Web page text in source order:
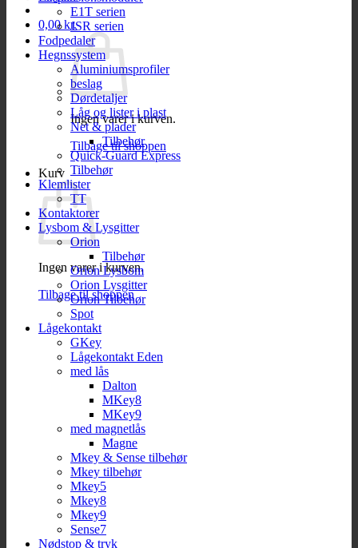
0,00kr.
Ingen varer i kurven.
Tilbage til shoppen
Kurv
Ingen varer i kurven.
Tilbage til shoppen
E1T serien
JSR serien
Fodpedaler
Hegnssystem
Aluminiumsprofiler
beslag
Dørdetaljer
Låg og lister i plast
Net & plader
Tilbehør
Quick-Guard Express
Tilbehør
Klemlister
TT
Kontaktorer
Lysbom & Lysgitter
Orion
Tilbehør
Orion Lysbom
Orion Lysgitter
Orion Tilbehør
Spot
Lågekontakt
GKey
Lågekontakt Eden
med lås
Dalton
MKey8
MKey9
med magnetlås
Magne
Mkey & Sense tilbehør
Mkey tilbehør
Mkey5
Mkey8
Mkey9
Sense7
Nødstop & tryk